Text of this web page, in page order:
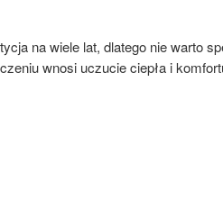
na wiele lat, dlatego nie warto
wnosi uczucie ciepła i